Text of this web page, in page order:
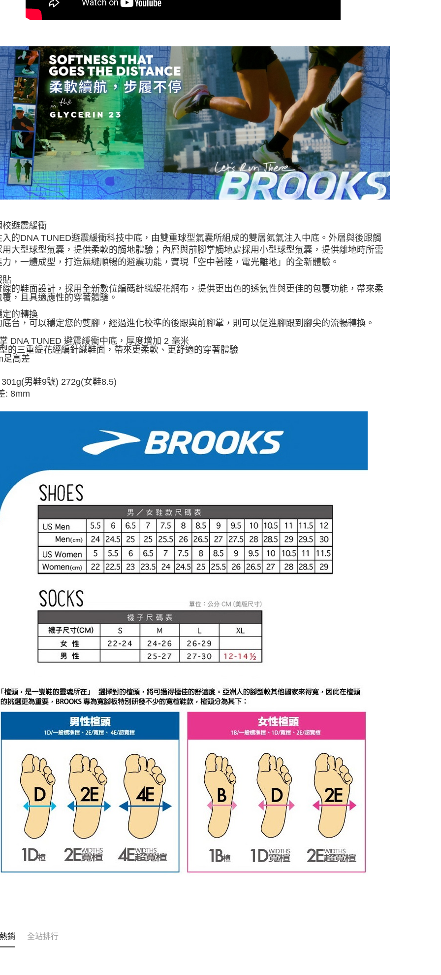
校避震緩衝
入的DNA TUNED避震緩衝科技中底，由雙重球型氣囊所組成的雙層氮氣注入中底。外層與後跟觸
用大型球型氣囊，提供柔軟的觸地體驗；內層與前腳掌觸地處採用小型球型氣囊，提供離地時所需
力，一體成型，打造無縫順暢的避震功能，實現「空中著陸，電光離地」的全新體驗。
貼
線的鞋面設計，採用全新數位編碼針織緹花網布，提供更出色的透氣性與更佳的包覆功能，帶來柔
，且具適應性的穿著體驗。
定的轉換
底台，可以穩定您的雙腳，經過進化校準的後跟與前腳掌，則可以促進腳跟到腳尖的流暢轉換。
DNA TUNED 避震緩衝中底，厚度增加 2 毫米
的三重緹花經編針織鞋面，帶來更柔軟、更舒適的穿著體驗
足高差
男鞋9號) 272g(女鞋8.5)
: 8mm
銷 全站排行